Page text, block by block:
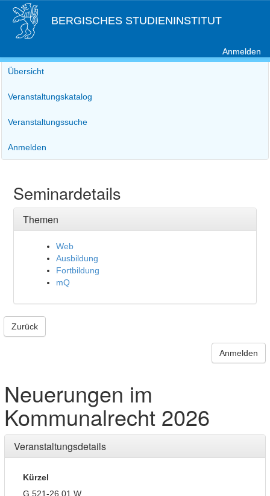
BERGISCHES STUDIENINSTITUT
Anmelden
Übersicht
Veranstaltungskatalog
Veranstaltungssuche
Anmelden
Seminardetails
Themen
Web
Ausbildung
Fortbildung
mQ
Zurück
Anmelden
Neuerungen im
Kommunalrecht 2026
Veranstaltungsdetails
Kürzel
G 521-26.01 W